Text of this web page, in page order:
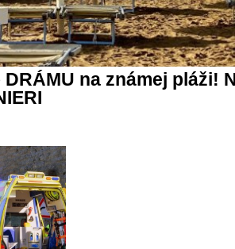
na známej pláži!